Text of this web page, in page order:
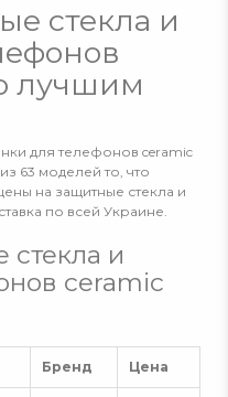
стекла и
лучшим
для телефонов ceramic
63 моделей то, что
на защитные стекла и
по всей Украине.
и
ceramic
Бренд Цена